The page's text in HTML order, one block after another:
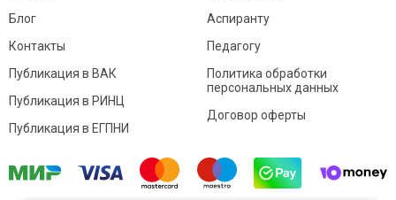
Блог
Контакты
Аспиранту
Педагогу
Публикация в ВАК
Публикация в РИНЦ
Публикация в ЕГПНИ
Политика обработки
персональных данных
Договор оферты